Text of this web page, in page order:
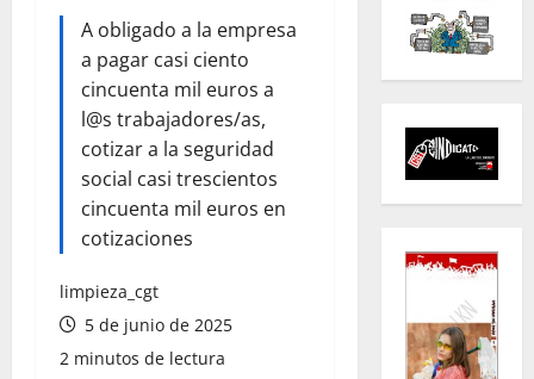
A obligado a la empresa
a pagar casi ciento
cincuenta mil euros a
l@s trabajadores/as,
cotizar a la seguridad
social casi trescientos
cincuenta mil euros en
cotizaciones
limpieza_cgt
5 de junio de 2025
2 minutos de lectura